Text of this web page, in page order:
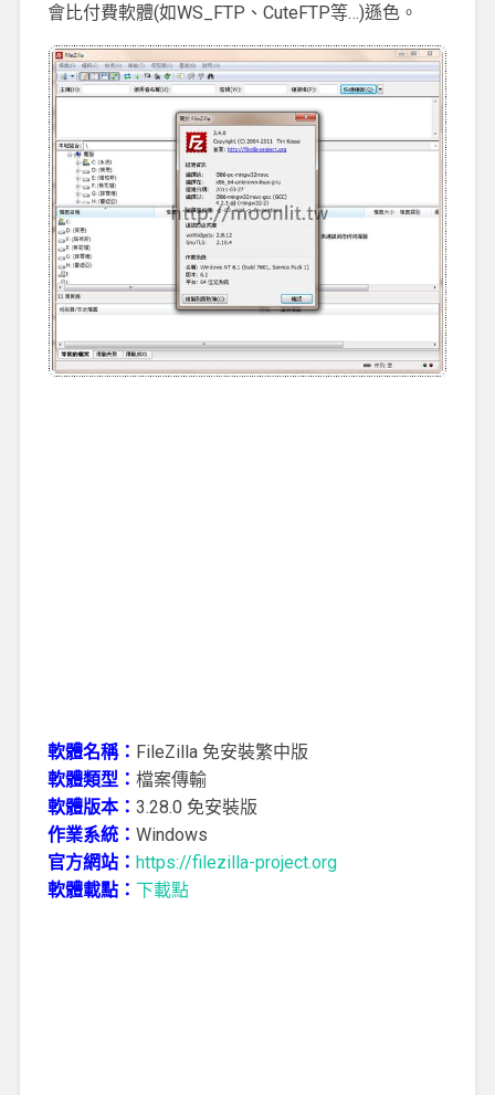
會比付費軟體(如WS_FTP、CuteFTP等…)遜色。
軟體名稱： FileZilla 免安裝繁中版
軟體類型： 檔案傳輸
軟體版本： 3.28.0 免安裝版
作業系統： Windows
官方網站： https://filezilla-project.org
軟體載點： 下載點